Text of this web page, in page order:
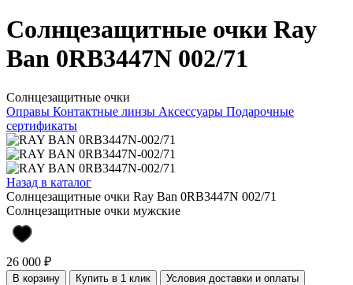
Солнцезащитные очки Ray
Ban 0RB3447N 002/71
Солнцезащитные очки
Оправы Контактные линзы Аксессуары Подарочные
сертификаты
Назад в каталог
Солнцезащитные очки Ray Ban 0RB3447N 002/71
Солнцезащитные очки мужские
26 000 ₽
В корзину Купить в 1 клик Условия доставки и оплаты